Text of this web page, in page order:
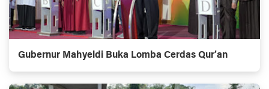
Gubernur Mahyeldi Buka Lomba Cerdas Qur’an